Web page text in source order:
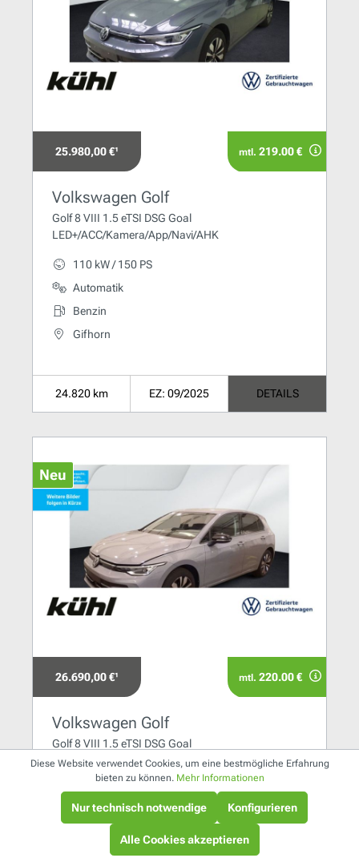
25.980,00 €¹ mtl. 219.00 €
Volkswagen Golf
Golf 8 VIII 1.5 eTSI DSG Goal
LED+/ACC/Kamera/App/Navi/AHK
110 kW / 150 PS
Automatik
Benzin
Gifhorn
24.820 km EZ: 09/2025 DETAILS
Neu
26.690,00 €¹ mtl. 220.00 €
Volkswagen Golf
Golf 8 VIII 1.5 eTSI DSG Goal
LED+/ACC/Kamera/App/Navi/AHK
110 kW / 150 PS
Automatik
Diese Website verwendet Cookies, um eine bestmögliche Erfahrung
bieten zu können. Mehr Informationen
Nur technisch notwendige Konfigurieren
Alle Cookies akzeptieren